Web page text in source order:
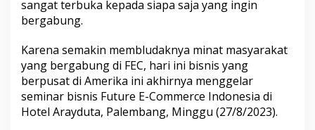
n
e
r
j
a
l
sangat terbuka kepada siapa saja yang ingin
bergabung.
Karena semakin membludaknya minat masyarakat
yang bergabung di FEC, hari ini bisnis yang
berpusat di Amerika ini akhirnya menggelar
seminar bisnis Future E-Commerce Indonesia di
Hotel Arayduta, Palembang, Minggu (27/8/2023).